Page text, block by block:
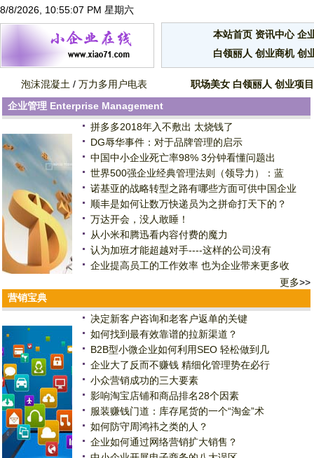
8/8/2026, 10:55:08 PM 星期六
本站首页 资讯中心 企
白领丽人 创业商机 创
泡沫混凝土 / 万力多用户电表 职场美女 白领丽人 创业项目
企业管理 Enterprise Management
拼多多2018年入不敷出 太烧钱了
DG辱华事件：对于品牌管理的启示
中国中小企业死亡率98% 3分钟看懂问题出
世界500强企业经典管理法则（领导力）：蓝
诺基亚的战略转型之路有哪些方面可供中国企业
顺丰是如何让数万快递员为之拼命打天下的？
万达开会，没人敢睡！
从小米和腾迅看内容付费的魔力
认为加班才能超越对手----这样的公司没有
企业提高员工的工作效率 也为企业带来更多收
更多>>
营销宝典
决定新客户咨询和老客户返单的关键
如何找到最有效靠谱的拉新渠道？
B2B型小微企业如何利用SEO 轻松做到几
企业大了反而不赚钱 精细化管理势在必行
小众营销成功的三大要素
影响淘宝店铺和商品排名28个因素
服装赚钱门道：库存尾货的一个“淘金”术
如何防守周鸿祎之类的人？
企业如何通过网络营销扩大销售？